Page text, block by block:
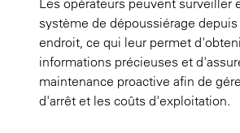
Les opérateurs peuvent surveiller
système de dépoussiérage
endroit, ce qui leur permet
informations précieuses et
maintenance proactive afin de
d'arrêt et les coûts d'exploitation.